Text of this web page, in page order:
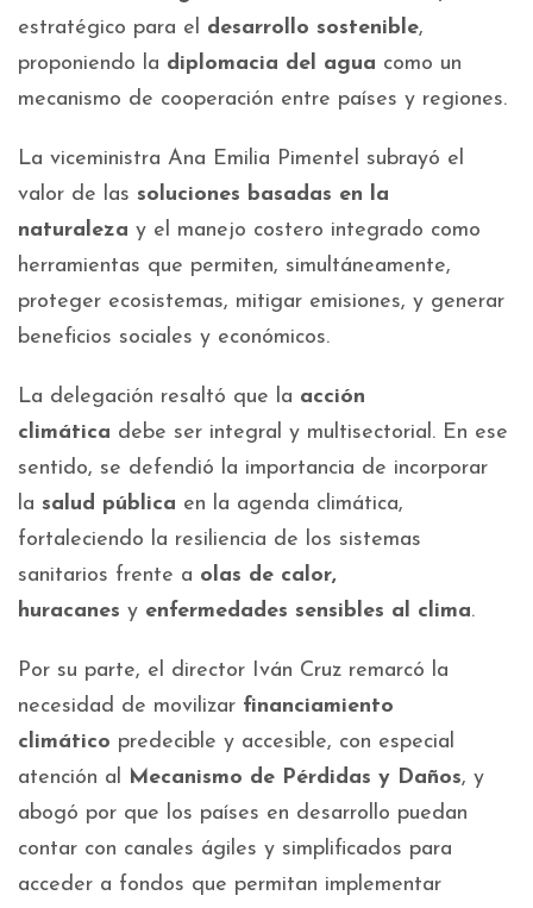
estratégico para el desarrollo sostenible,
proponiendo la diplomacia del agua como un
mecanismo de cooperación entre países y regiones.
La viceministra Ana Emilia Pimentel subrayó el
valor de las soluciones basadas en la
naturaleza y el manejo costero integrado como
herramientas que permiten, simultáneamente,
proteger ecosistemas, mitigar emisiones, y generar
beneficios sociales y económicos.
La delegación resaltó que la acción
climática debe ser integral y multisectorial. En ese
sentido, se defendió la importancia de incorporar
la salud pública en la agenda climática,
fortaleciendo la resiliencia de los sistemas
sanitarios frente a olas de calor,
huracanes y enfermedades sensibles al clima.
Por su parte, el director Iván Cruz remarcó la
necesidad de movilizar financiamiento
climático predecible y accesible, con especial
atención al Mecanismo de Pérdidas y Daños, y
abogó por que los países en desarrollo puedan
contar con canales ágiles y simplificados para
acceder a fondos que permitan implementar